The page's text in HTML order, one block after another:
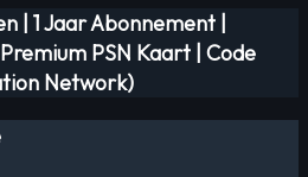
| 1 Jaar Abonnement |
PSN Kaart | Code
Network)